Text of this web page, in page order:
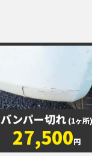
バンパー切れ (1ヶ所)
27,500円